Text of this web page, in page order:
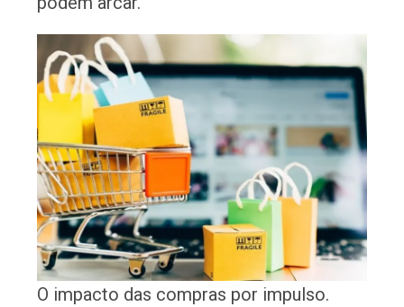
O impacto das compras por impulso.